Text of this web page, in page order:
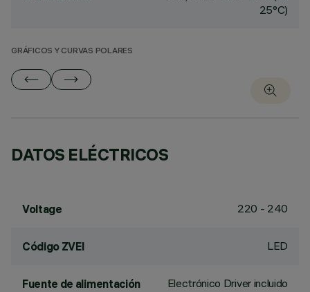
25°C)
GRÁFICOS Y CURVAS POLARES
DATOS ELÉCTRICOS
Voltage 220 - 240
Código ZVEI LED
Fuente de alimentación Electrónico Driver incluido